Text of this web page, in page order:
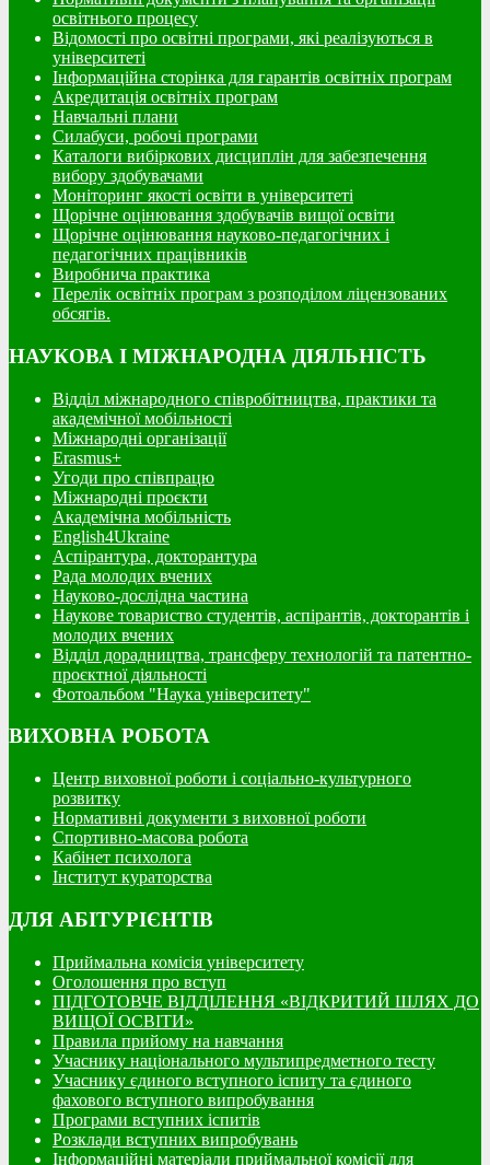
освітнього процесу
Відомості про освітні програми, які реалізуються в
університеті
Інформаційна сторінка для гарантів освітніх програм
Акредитація освітніх програм
Навчальні плани
Силабуси, робочі програми
Каталоги вибіркових дисциплін для забезпечення
вибору здобувачами
Моніторинг якості освіти в університеті
Щорічне оцінювання здобувачів вищої освіти
Щорічне оцінювання науково-педагогічних і
педагогічних працівників
Виробнича практика
Перелік освітніх програм з розподілoм ліцензoваних
oбсягів.
НАУКОВА І МІЖНАРОДНА ДІЯЛЬНІСТЬ
Відділ міжнародного співробітництва, практики та
академічної мобільності
Міжнародні організації
Erasmus+
Угоди про співпрацю
Міжнародні проєкти
Академічна мобільність
English4Ukraine
Аспірантура, докторантура
Рада молодих вчених
Науково-дослідна частина
Наукове товариство студентів, аспірантів, докторантів і
молодих вчених
Відділ дорадництва, трансферу технологій та патентно-
проєктної діяльності
Фотоальбом "Наука університету"
ВИХОВНА РОБОТА
Центр виховної роботи і соціально-культурного
розвитку
Нормативні документи з виховної роботи
Спортивно-масова робота
Кабінет психолога
Інститут кураторства
ДЛЯ АБІТУРІЄНТІВ
Приймальна комісія університету
Оголошення про вступ
ПІДГОТОВЧЕ ВІДДІЛЕННЯ «ВІДКРИТИЙ ШЛЯХ ДО
ВИЩОЇ ОСВІТИ»
Правила прийому на навчання
Учаснику національного мультипредметного тесту
Учаснику єдиного вступного іспиту та єдиного
фахового вступного випробування
Програми вступних іспитів
Розклади вступних випробувань
Інформаційні матеріали приймальної комісії для